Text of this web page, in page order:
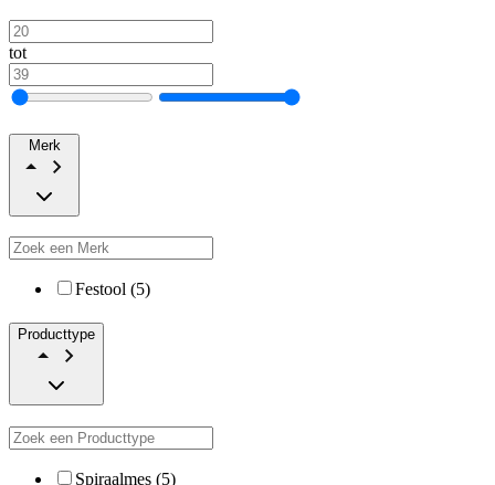
tot
Merk
Festool (5)
Producttype
Spiraalmes (5)